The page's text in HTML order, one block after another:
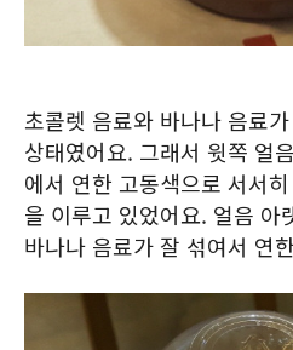
초콜렛 음료와 바나나 음료
상태였어요. 그래서 윗쪽 얼
에서 연한 고동색으로 서서
을 이루고 있었어요. 얼음 아
바나나 음료가 잘 섞여서 연